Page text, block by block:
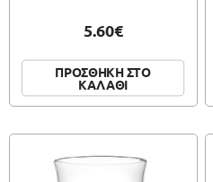
5.60€
ΠΡΟΣΘΗΚΗ ΣΤΟ
ΚΑΛΑΘΙ